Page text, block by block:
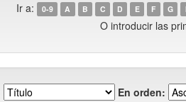
Ir a: 0-9 A B C D E F G
O introducir las
En orden: